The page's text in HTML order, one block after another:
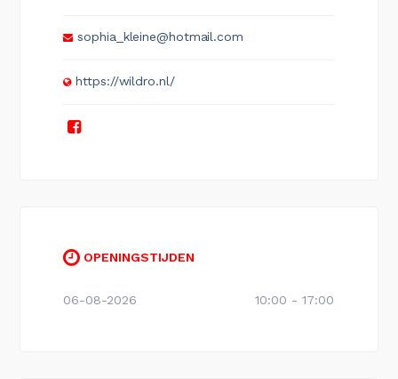
sophia_kleine@hotmail.com
https://wildro.nl/
OPENINGSTIJDEN
06-08-2026 10:00 - 17:00